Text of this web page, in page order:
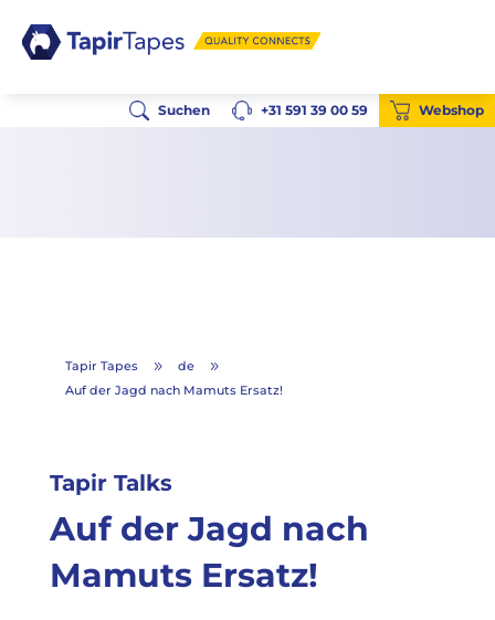
Webshop
+31 591 39 00 59
Suchen
Tapir Tapes 9 de
9
Auf der Jagd nach Mamuts Ersatz!
Tapir Talks
Auf der Jagd nach
Mamuts Ersatz!